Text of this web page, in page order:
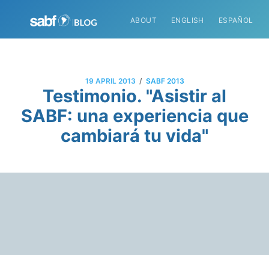
ABOUT ENGLISH ESPAÑOL
19 APRIL 2013 / SABF 2013
Testimonio. "Asistir al
SABF: una experiencia que
cambiará tu vida"